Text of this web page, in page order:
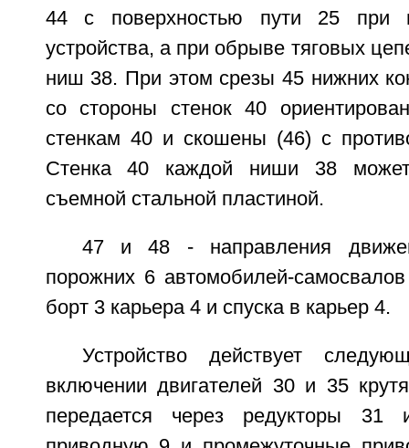
44 с поверхностью пути 25 при
устройства, а при обрыве тяговых
ниш 38. При этом срезы 45 нижних
со стороны стенок 40
стенкам 40 и скошены (46) с
Стенка 40 каждой ниши 38
съемной стальной пластиной.
47 и 48 - направления
порожних 6 автомобилей-
борт 3 карьера 4 и спуска в карьер 4.
Устройство действует
включении двигателей 30 и 35
передается через редукторы